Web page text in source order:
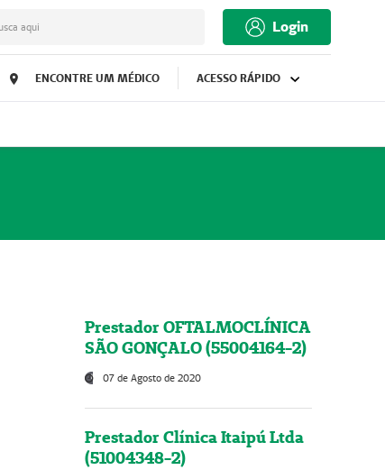
aqui Login
ENCONTRE UM MÉDICO ACESSO RÁPIDO
Prestador OFTALMOCLÍNICA
SÃO GONÇALO (55004164-2)
07 de Agosto de 2020
Prestador Clínica Itaipú Ltda
(51004348-2)